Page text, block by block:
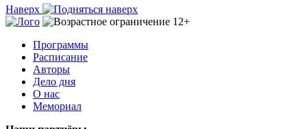
Наверх
Программы
Расписание
Авторы
Дело дня
О нас
Мемориал